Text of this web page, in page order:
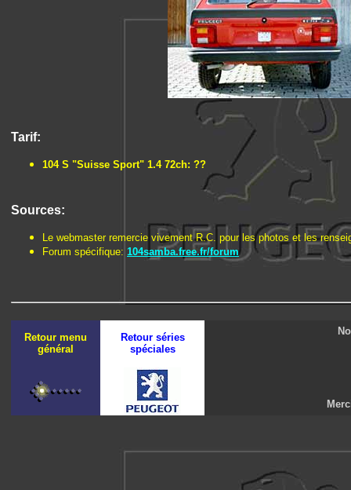
Tarif:
104 S "Suisse Sport" 1.4 72ch: ??
Sources:
Le webmaster remercie vivement R.C. pour les photos et les
Forum spécifique: 104samba.free.fr/forum
Retour menu
général
Retour séries
spéciales